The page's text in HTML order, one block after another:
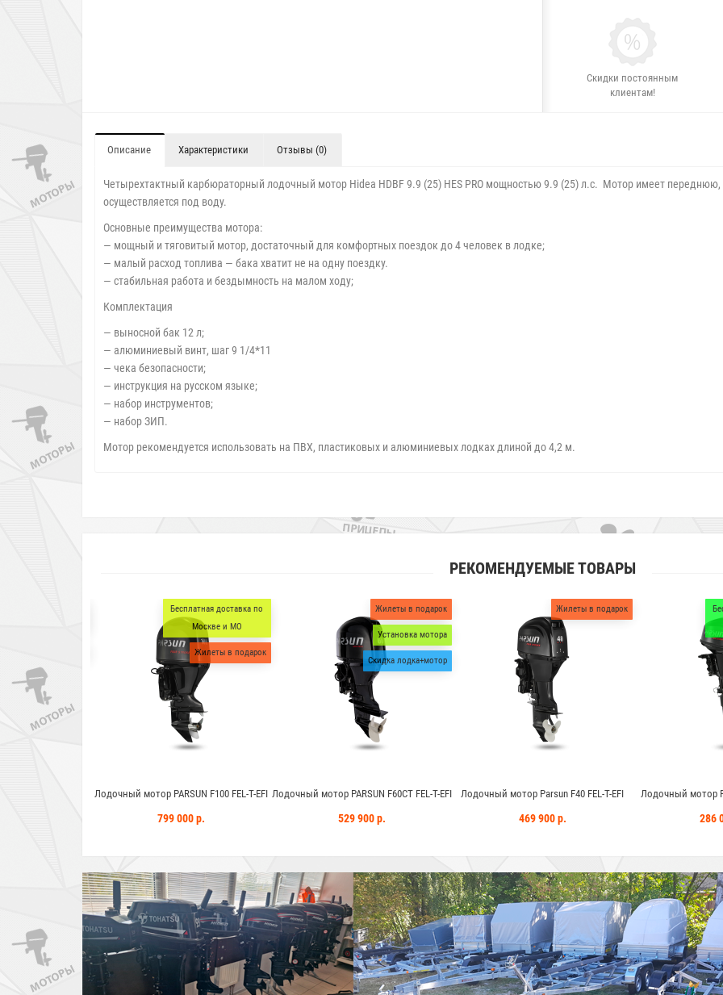
Скидки постоянным
клиентам!
Описание Характеристики Отзывы (0)
Четырехтактный карбюраторный лодочный мотор Hidea HDBF 9.9 (25) HES PRO мощностью 9.9 (25) л.с. Мотор имеет
осуществляется под воду.
Основные преимущества мотора:
— мощный и тяговитый мотор, достаточный для комфортных поездок до 4 человек в лодке;
— малый расход топлива — бака хватит не на одну поездку.
— стабильная работа и бездымность на малом ходу;
Комплектация
— выносной бак 12 л;
— алюминиевый винт, шаг 9 1/4*11
— чека безопасности;
— инструкция на русском языке;
— набор инструментов;
— набор ЗИП.
Мотор рекомендуется использовать на ПВХ, пластиковых и алюминиевых лодках длиной до 4,2 м.
РЕКОМЕНДУЕМЫЕ ТОВАРЫ
мотор PARSUN F100 FEL-T-EFI
Жилеты в подарок
Установка мотора
Скидка лодка+мотор
Лодочный мотор PARSUN F60CT FEL-T-EFI
Жилеты в подарок
Лодочный мотор Parsun F40 FEL-T-EFI
Бесплатная доставка по
Лодочный мотор Parsun F20A FWL-EFI